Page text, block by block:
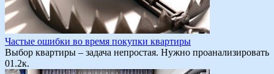
Частые ошибки во время покупки квартиры
Выбор квартиры – задача непростая. Нужно проанализировать
01.2к.